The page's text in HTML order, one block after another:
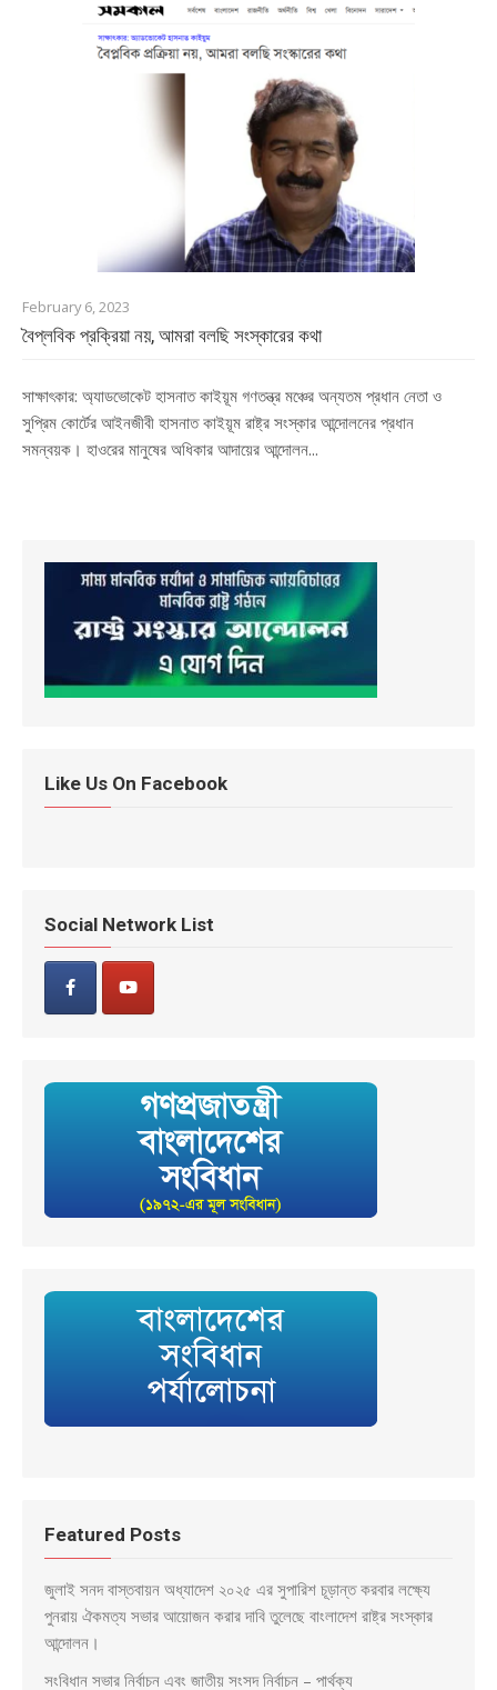
February 6, 2023
বৈপ্লবিক প্রক্রিয়া নয়, আমরা বলছি সংস্কারের কথা
সাক্ষাৎকার: অ্যাডভোকেট হাসনাত কাইয়ূম গণতন্ত্র মঞ্চের অন্যতম প্রধান নেতা ও
সুপ্রিম কোর্টের আইনজীবী হাসনাত কাইয়ূম রাষ্ট্র সংস্কার আন্দোলনের প্রধান
সমন্বয়ক। হাওরের মানুষের অধিকার আদায়ের আন্দোলন...
Like Us On Facebook
Social Network List
Featured Posts
জুলাই সনদ বাস্তবায়ন অধ্যাদেশ ২০২৫ এর সুপারিশ চূড়ান্ত করবার লক্ষ্যে
পুনরায় ঐকমত্য সভার আয়োজন করার দাবি তুলেছে বাংলাদেশ রাষ্ট্র সংস্কার
আন্দোলন।
সংবিধান সভার নির্বাচন এবং জাতীয় সংসদ নির্বাচন – পার্থক্য